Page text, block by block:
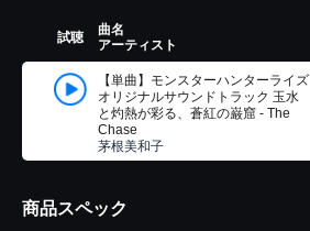
試聴
曲名
アーティスト
【単曲】モンスターハンターライズ
オリジナルサウンドトラック 玉水
と灼熱が彩る、蒼紅の巌窟 - The
Chase
茅根美和子
商品スペック